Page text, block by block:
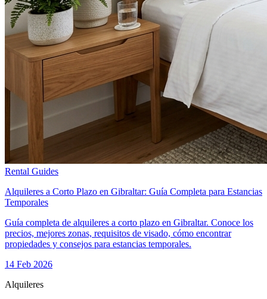
Rental Guides
Alquileres a Corto Plazo en Gibraltar: Guía Completa para Estancias
Temporales
Guía completa de alquileres a corto plazo en Gibraltar. Conoce los
precios, mejores zonas, requisitos de visado, cómo encontrar
propiedades y consejos para estancias temporales.
14 Feb 2026
Alquileres